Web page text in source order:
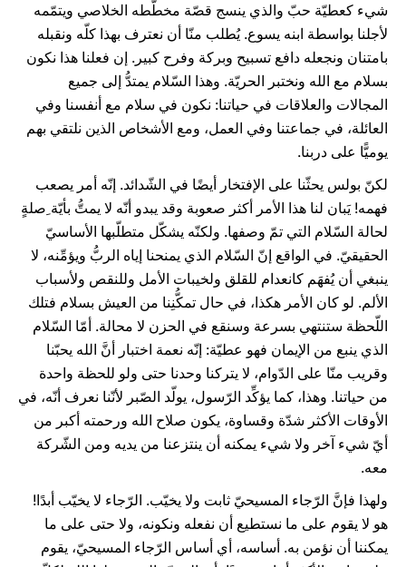
شيء كعطيّة حبّ والذي ينسج قصّة مخطّطه الخلاصي ويتمّمه
لأجلنا بواسطة ابنه يسوع. يُطلب منّا أن نعترف بهذا كلّه ونقبله
بامتنان ونجعله دافع تسبيح وبركة وفرح كبير. إن فعلنا هذا نكون
بسلام مع الله ونختبر الحريّة. وهذا السّلام يمتدُّ إلى جميع
المجالات والعلاقات في حياتنا: نكون في سلام مع أنفسنا وفي
العائلة، في جماعتنا وفي العمل، ومع الأشخاص الذين نلتقي بهم
يوميًّا على دربنا.
لكنّ بولس يحثّنا على الإفتخار أيضًا في الشّدائد. إنّه أمر يصعب
فهمه! يَبان لنا هذا الأمر أكثر صعوبة وقد يبدو أنّه لا يمتُّ بأيّة ِصلةٍ
لحالة السّلام التي تمّ وصفها. ولكنّه يشكّل متطلّبها الأساسيّ
الحقيقيّ. في الواقع إنّ السّلام الذي يمنحنا إياه الربُّ ويؤمِّنه، لا
ينبغي أن يُفهَم كانعدام للقلق ولخيبات الأمل وللنقص ولأسباب
الألم. لو كان الأمر هكذا، في حال تمكُّنِنا من العيش بسلام فتلك
اللّحظة ستنتهي بسرعة وسنقع في الحزن لا محالة. أمّا السّلام
الذي ينبع من الإيمان فهو عطيّة: إنّه نعمة اختبار أنَّ الله يحبّنا
وقريب منّا على الدّوام، لا يتركنا وحدنا حتى ولو للحظة واحدة
من حياتنا. وهذا، كما يؤكِّد الرّسول، يولّد الصّبر لأنّنا نعرف أنّه، في
الأوقات الأكثر شدّة وقساوة، يكون صلاح الله ورحمته أكبر من
أيّ شيء آخر ولا شيء يمكنه أن ينتزعنا من يديه ومن الشّركة
معه.
ولهذا فإنَّ الرّجاء المسيحيّ ثابت ولا يخيّب. الرّجاء لا يخيّب أبدًا!
هو لا يقوم على ما نستطيع أن نفعله ونكونه، ولا حتى على ما
يمكننا أن نؤمن به. أساسه، أي أساس الرّجاء المسيحيّ، يقوم